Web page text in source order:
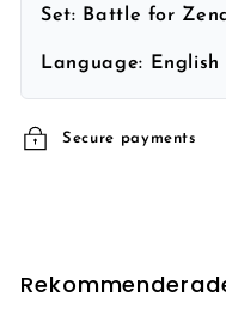
Set: Battle for
Language: English
Secure payments